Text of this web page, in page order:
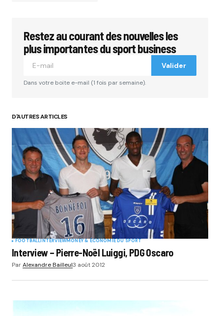
Votre adresse e-mail ne sera pas publiée.Les
champs obligatoires sont indiqués avec*
Your Name
Your E-mail*
Submit Comment
Restez au courant des nouvelles les
plus importantes du sport business
Valider
Dans votre boite e-mail (1 fois par semaine).
D'AUTRES ARTICLES
FOOTBALLINTERVIEWMONEY & ÉCONOMIE DU SPORT
Interview – Pierre-Noël Luiggi, PDG Oscaro
ParAlexandre Bailleul3 août 2012